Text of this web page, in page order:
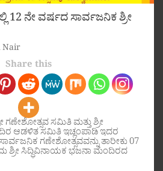
12 ನೇ ವರ್ಷದ ಸಾರ್ವಜನಿಕ ಶ್ರೀ
Nair
Share this
ಗಣೇಶೋತ್ಸವ ಸಮಿತಿ ಮತ್ತು ಶ್ರೀ
ಆಡಳಿತ ಸಮಿತಿ ಇಚ್ಲಂಪಾಡಿ ಇದರ
ಗಣೇಶೋತ್ಸವವನ್ನು ತಾರೀಕು 07
ಶ್ರೀ ಸಿದ್ಧಿವಿನಾಯಕ ಭಜನಾ ಮಂದಿರದ